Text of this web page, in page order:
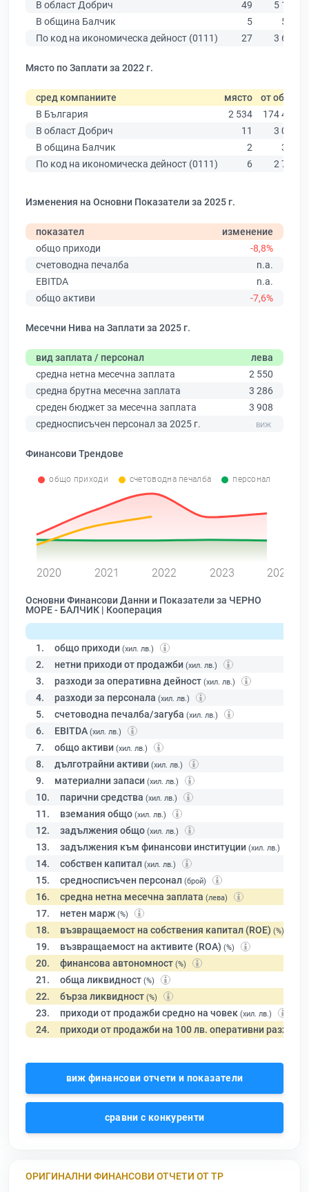
В област Добрич 49
5 156
В община Балчик
5
556
По код на икономическа дейност (0111)
27 3 640
Място по Заплати за 2022 г.
сред компаниите място от общо
В България
2 534
174 403
В област Добрич
11
3 081
В община Балчик
2
310
По код на икономическа дейност (0111)
6 2 706
Изменения на Основни Показатели за 2025 г.
показател
изменение
общо приходи
-8,8%
счетоводна печалба
n.a.
EBITDA
n.a.
общо активи
-7,6%
Месечни Нива на Заплати за 2025 г.
вид заплата / персонал
лева
средна нетна месечна заплата
2 550
средна брутна месечна заплата
3 286
среден бюджет за месечна заплата
3 908
средносписъчен персонал за 2025 г.
Финансови Трендове
общо приходи счетоводна печалба персонал
2020 2021 2022 2023 2024
Основни Финансови Данни и Показатели за ЧЕРНО
МОРЕ - БАЛЧИК | Кооперация
1. общо приходи (хил. лв.)
2. нетни приходи от продажби (хил. лв.)
3. разходи за оперативна дейност (хил. лв.)
4. разходи за персонала (хил. лв.)
5. счетоводна печалба/загуба (хил. лв.)
6. EBITDA (хил. лв.)
7. общо активи (хил. лв.)
8. дълготрайни активи (хил. лв.)
9. материални запаси (хил. лв.)
10. парични средства (хил. лв.)
11. вземания общо (хил. лв.)
12. задължения общо (хил. лв.)
13. задължения към финансови институции (хил. лв.)
14. собствен капитал (хил. лв.)
15. средносписъчен персонал (брой)
16. средна нетна месечна заплата (лева)
17. нетен марж (%)
18. възвращаемост на собствения капитал (ROE) (%)
19. възвращаемост на активите (ROA) (%)
20. финансова автономност (%)
21. обща ликвидност (%)
22. бърза ликвидност (%)
23. приходи от продажби средно на човек (хил. лв.)
24. приходи от продажби на 100 лв. оперативни разходи
виж финансови отчети и показатели
сравни с конкуренти
ОРИГИНАЛНИ ФИНАНСОВИ ОТЧЕТИ ОТ ТР